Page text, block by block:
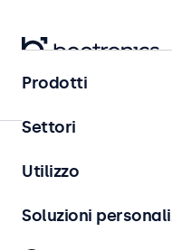
Home
Monitor a parete
Monitor progettati per
sono dotati di
essere facilmente
Prodotti
Settori
Utilizzo
Soluzioni